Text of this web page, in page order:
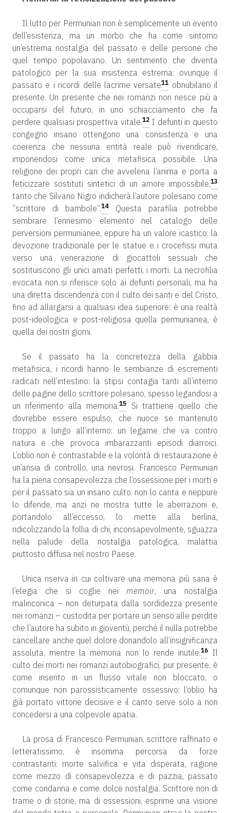
Il lutto per Permunian non è semplicemente un evento
dell’esistenza, ma un morbo che ha come sintomo
un’estrema nostalgia del passato e delle persone che
quel tempo popolavano. Un sentimento che diventa
patologico per la sua insistenza estrema: ovunque il
passato e i ricordi delle lacrime versate11 obnubilano il
presente. Un presente che nei romanzi non riesce più a
occuparsi del futuro, in uno schiacciamento che fa
perdere qualsiasi prospettiva vitale.12I defunti in questo
congegno insano ottengono una consistenza e una
coerenza che nessuna entità reale può rivendicare,
imponendosi come unica metafisica possibile. Una
religione dei propri cari che avvelena l’anima e porta a
feticizzare sostituti sintetici di un amore impossibile,13
tanto che Silvano Nigro indicherà l’autore polesano come
“scrittore di bambole”.14Questa parafilia potrebbe
sembrare l’ennesimo elemento nel catalogo delle
perversioni permunianee, eppure ha un valore icastico: la
devozione tradizionale per le statue e i crocefissi muta
verso una venerazione di giocattoli sessuali che
sostituiscono gli unici amati perfetti, i morti. La necrofilia
evocata non si riferisce solo ai defunti personali, ma ha
una diretta discendenza con il culto dei santi e del Cristo,
fino ad allargarsi a qualsiasi idea superiore: è una realtà
post-ideologica e post-religiosa quella permunianea, è
quella dei nostri giorni.
Se il passato ha la concretezza della gabbia
metafisica, i ricordi hanno le sembianze di escrementi
radicati nell’intestino: la stipsi contagia tanti all’interno
delle pagine dello scrittore polesano, spesso legandosi a
un riferimento alla memoria.15
Si trattiene quello che
dovrebbe essere espulso, che nuoce se mantenuto
troppo a lungo all’interno: un legame che va contro
natura e che provoca imbarazzanti episodi diarroici.
L’oblio non è contrastabile e la volontà di restaurazione è
un’ansia di controllo, una nevrosi. Francesco Permunian
ha la piena consapevolezza che l’ossessione per i morti e
per il passato sia un insano culto: non lo canta e neppure
lo difende, ma anzi ne mostra tutte le aberrazioni e,
portandolo all’eccesso, lo mette alla berlina,
ridicolizzando la follia di chi, inconsapevolmente, sguazza
nella palude della nostalgia patologica, malattia
piuttosto diffusa nel nostro Paese.
Unica riserva in cui coltivare una memoria più sana è
l’elegia che si coglie nei memoir, una nostalgia
malinconica – non deturpata dalla sordidezza presente
nei romanzi – custodita per portare un senso alle perdite
che l’autore ha subito in gioventù, perché il nulla potrebbe
cancellare anche quel dolore donandolo all’insignificanza
assoluta, mentre la memoria non lo rende inutile.16Il
culto dei morti nei romanzi autobiografici, pur presente, è
come inserito in un flusso vitale non bloccato, o
comunque non parossisticamente ossessivo: l’oblio ha
già portato vittorie decisive e il canto serve solo a non
concedersi a una colpevole apatia.
La prosa di Francesco Permunian, scrittore raffinato e
letteratissimo, è insomma percorsa da forze
contrastanti: morte salvifica e vita disperata, ragione
come mezzo di consapevolezza e di pazzia, passato
come condanna e come dolce nostalgia. Scrittore non di
trame o di storie, ma di ossessioni, esprime una visione